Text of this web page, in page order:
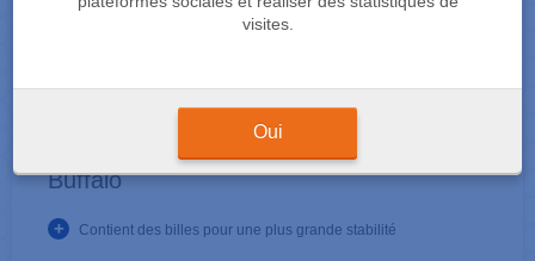
visites.
Oui
Lampe alcool torche plastique
Buffalo
+ Contient des billes pour une plus grande stabilité